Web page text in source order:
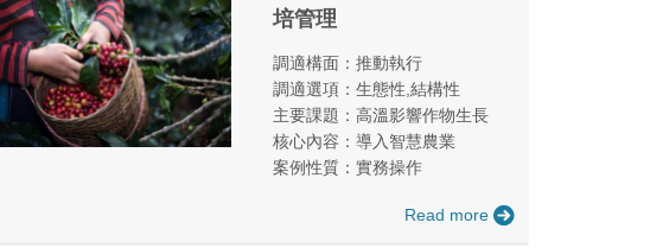
培管理
調適構面：推動執行
調適選項：生態性,結構性
主要課題：高溫影響作物生長
核心內容：導入智慧農業
案例性質：實務操作
Read more